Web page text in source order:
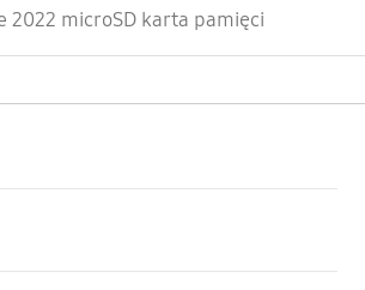
2022 microSD karta pamięci